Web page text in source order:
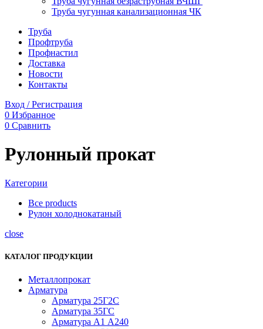
Труба чугунная канализационная ЧК
Труба
Профтруба
Профнастил
Доставка
Новости
Контакты
Вход / Регистрация
0 Избранное
0 Сравнить
Рулонный прокат
Категории
Все products
Рулон холоднокатаный
close
КАТАЛОГ ПРОДУКЦИИ
Металлопрокат
Арматура
Арматура 25Г2С
Арматура 35ГС
Арматура А1 А240